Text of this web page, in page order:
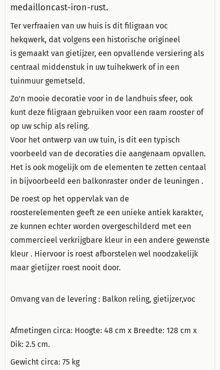
medailloncast-iron-rust.
Ter verfraaien van uw huis is dit filigraan voc
hekqwerk, dat volgens een historische origineel
is gemaakt van gietijzer, een opvallende versiering als
centraal middenstuk in uw tuihekwerk of in een
tuinmuur gemetseld.
Zo'n mooie decoratie voor in de landhuis sfeer, ook
kunt deze filigraan gebruiken voor een raam rooster of
op uw schip als reling.
Voor het ontwerp van uw tuin, is dit een typisch
voorbeeld van de decoraties die aangenaam opvallen.
Het is ook mogelijk om de elementen te zetten centaal
in bijvoorbeeld een balkonraster onder de leuningen .
De roest op het oppervlak van de
roosterelementen geeft ze een unieke antiek karakter,
ze kunnen echter worden overgeschilderd met een
commercieel verkrijgbare kleur in een andere gewenste
kleur . Hiervoor is roest afborstelen wel noodzakelijk
maar gietijzer roest nooit door.
Omvang van de levering : Balkon reling, gietijzer,voc
Afmetingen circa: Hoogte: 48 cm x Breedte: 128 cm x
Dik: 2.5 cm.
Gewicht circa: 75 kg